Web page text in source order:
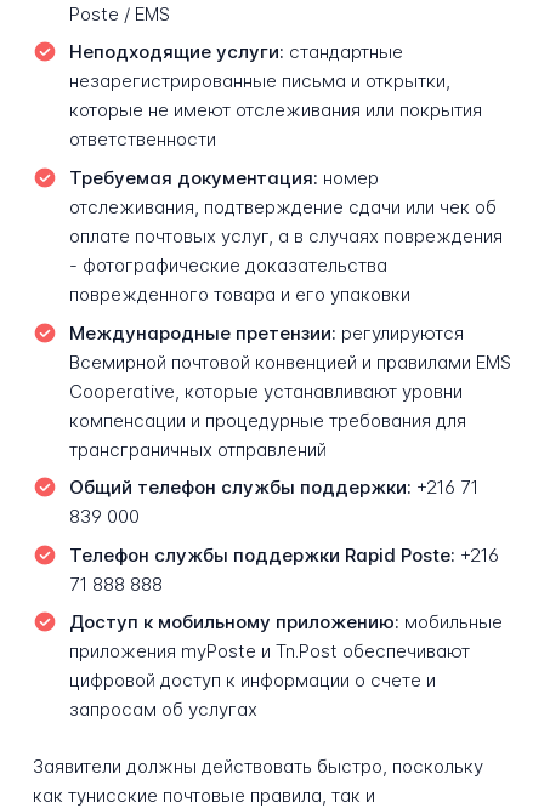
Poste / EMS
Неподходящие услуги: стандартные
незарегистрированные письма и открытки,
которые не имеют отслеживания или покрытия
ответственности
Требуемая документация: номер
отслеживания, подтверждение сдачи или чек об
оплате почтовых услуг, а в случаях повреждения
- фотографические доказательства
поврежденного товара и его упаковки
Международные претензии: регулируются
Всемирной почтовой конвенцией и правилами EMS
Cooperative, которые устанавливают уровни
компенсации и процедурные требования для
трансграничных отправлений
Общий телефон службы поддержки: +216 71
839 000
Телефон службы поддержки Rapid Poste: +216
71 888 888
Доступ к мобильному приложению: мобильные
приложения myPoste и Tn.Post обеспечивают
цифровой доступ к информации о счете и
запросам об услугах
Заявители должны действовать быстро, поскольку
как тунисские почтовые правила, так и